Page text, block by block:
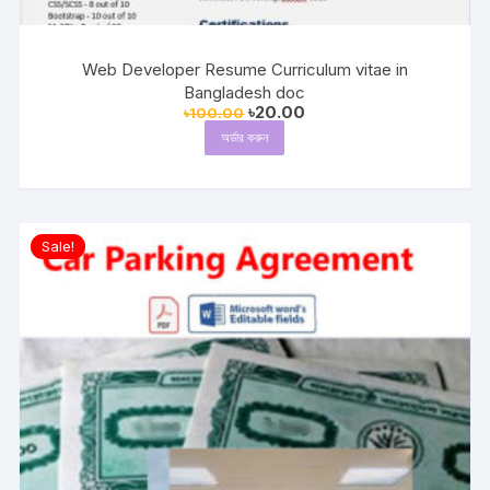
Web Developer Resume Curriculum vitae in
Bangladesh doc
৳100.00 Original
price
was:
৳100.00.
৳20.00
অর্ডার করুন
Sale!